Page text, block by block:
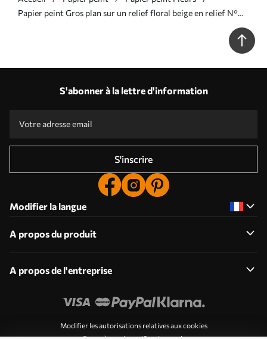
Papier peint Gros plan sur un relief floral beige en relief N°
S'abonner à la lettre d'information
S'inscrire
Modifier la langue
A propos du produit
A propos de l'entreprise
Modifier les autorisations relatives aux cookies